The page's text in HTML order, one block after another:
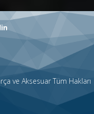
ve Aksesuar Tüm Hakları